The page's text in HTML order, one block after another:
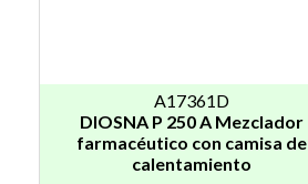
A17361D
DIOSNA P 250 A Mezclador
farmacéutico con camisa de
calentamiento